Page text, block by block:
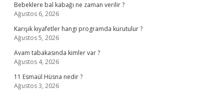
Bebeklere bal kabağı ne zaman verilir ?
Ağustos 6, 2026
Karışık kıyafetler hangi programda kurutulur ?
Ağustos 5, 2026
Avam tabakasında kimler var ?
Ağustos 4, 2026
11 Esmaül Hüsna nedir ?
Ağustos 3, 2026